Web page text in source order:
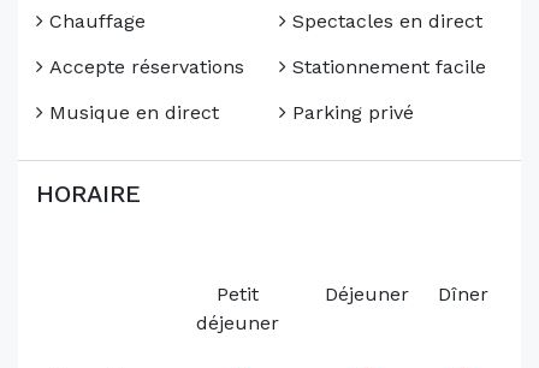
Chauffage
Accepte réservations
Musique en direct
Spectacles en direct
Stationnement facile
Parking privé
HORAIRE
Petit
déjeuner
Déjeuner Dîner